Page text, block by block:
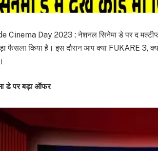
Cinema Day 2023 : नेशनल सिनेमा डे पर द
फैसला किया है। इस दौरान आप क्या FUKARE 3,
डे पर बड़ा ऑफर